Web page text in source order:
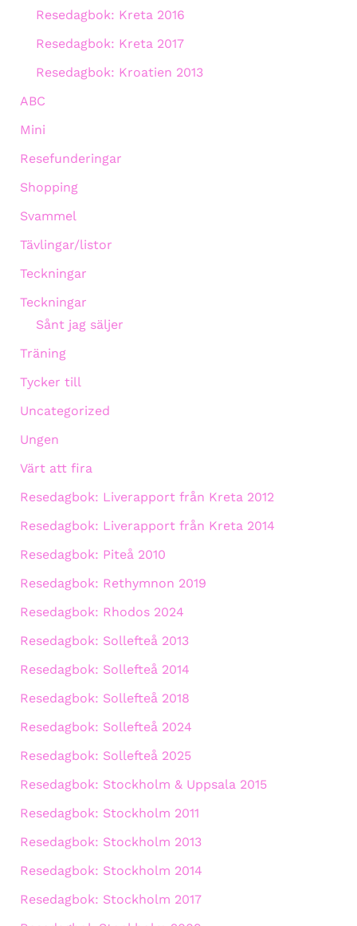
Resedagbok: Kreta 2016
Resedagbok: Kreta 2017
Resedagbok: Kroatien 2013
ABC
Mini
Resefunderingar
Shopping
Svammel
Tävlingar/listor
Teckningar
Teckningar
Sånt jag säljer
Träning
Tycker till
Uncategorized
Ungen
Värt att fira
Resedagbok: Liverapport från Kreta 2012
Resedagbok: Liverapport från Kreta 2014
Resedagbok: Piteå 2010
Resedagbok: Rethymnon 2019
Resedagbok: Rhodos 2024
Resedagbok: Sollefteå 2013
Resedagbok: Sollefteå 2014
Resedagbok: Sollefteå 2018
Resedagbok: Sollefteå 2024
Resedagbok: Sollefteå 2025
Resedagbok: Stockholm & Uppsala 2015
Resedagbok: Stockholm 2011
Resedagbok: Stockholm 2013
Resedagbok: Stockholm 2014
Resedagbok: Stockholm 2017